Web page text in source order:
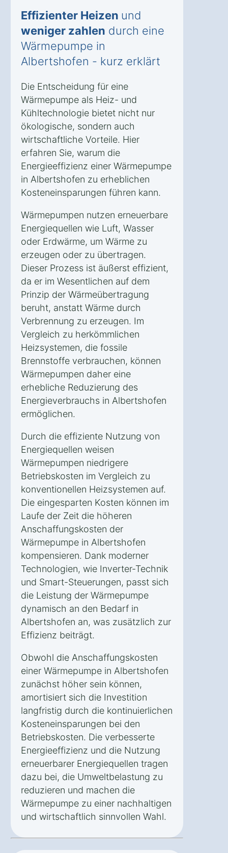
Effizienter Heizen und
weniger zahlen durch eine
Wärmepumpe in
Albertshofen - kurz erklärt
Die Entscheidung für eine
Wärmepumpe als Heiz- und
Kühltechnologie bietet nicht nur
ökologische, sondern auch
wirtschaftliche Vorteile. Hier
erfahren Sie, warum die
Energieeffizienz einer Wärmepumpe
in Albertshofen zu erheblichen
Kosteneinsparungen führen kann.
Wärmepumpen nutzen erneuerbare
Energiequellen wie Luft, Wasser
oder Erdwärme, um Wärme zu
erzeugen oder zu übertragen.
Dieser Prozess ist äußerst effizient,
da er im Wesentlichen auf dem
Prinzip der Wärmeübertragung
beruht, anstatt Wärme durch
Verbrennung zu erzeugen. Im
Vergleich zu herkömmlichen
Heizsystemen, die fossile
Brennstoffe verbrauchen, können
Wärmepumpen daher eine
erhebliche Reduzierung des
Energieverbrauchs in Albertshofen
ermöglichen.
Durch die effiziente Nutzung von
Energiequellen weisen
Wärmepumpen niedrigere
Betriebskosten im Vergleich zu
konventionellen Heizsystemen auf.
Die eingesparten Kosten können im
Laufe der Zeit die höheren
Anschaffungskosten der
Wärmepumpe in Albertshofen
kompensieren. Dank moderner
Technologien, wie Inverter-Technik
und Smart-Steuerungen, passt sich
die Leistung der Wärmepumpe
dynamisch an den Bedarf in
Albertshofen an, was zusätzlich zur
Effizienz beiträgt.
Obwohl die Anschaffungskosten
einer Wärmepumpe in Albertshofen
zunächst höher sein können,
amortisiert sich die Investition
langfristig durch die kontinuierlichen
Kosteneinsparungen bei den
Betriebskosten. Die verbesserte
Energieeffizienz und die Nutzung
erneuerbarer Energiequellen tragen
dazu bei, die Umweltbelastung zu
reduzieren und machen die
Wärmepumpe zu einer nachhaltigen
und wirtschaftlich sinnvollen Wahl.